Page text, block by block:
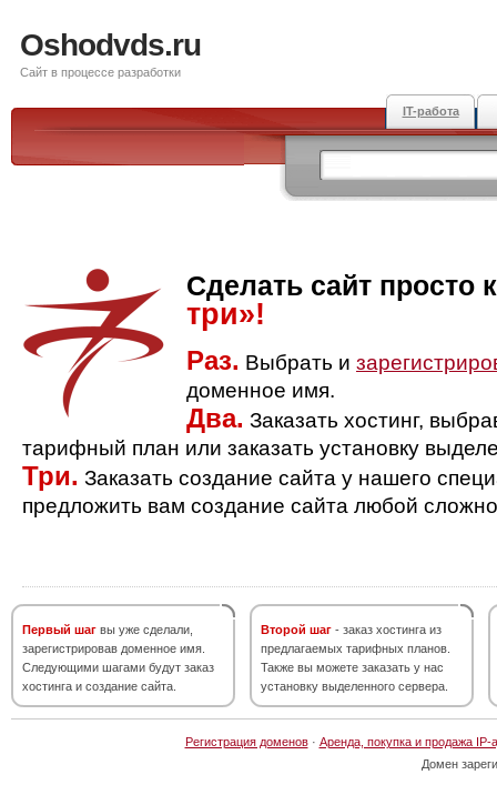
Oshodvds.ru
Сайт в процессе разработки
IT-работа
Сделать сайт просто
три»!
Раз. Выбрать и
доменное имя.
Два. Заказать хостинг,
тарифный план или заказать установку
Три. Заказать создание сайта у нашего
предложить вам создание сайта любой
Первый шаг вы уже сделали,
зарегистрировав доменное имя.
Следующими шагами будут заказ
хостинга и создание сайта.
Второй шаг - заказ хостинга из
предлагаемых тарифных планов.
Также вы можете заказать у нас
установку выделенного сервера.
Регистрация доменов· Аренда, покупка и продажа IP-
Домен